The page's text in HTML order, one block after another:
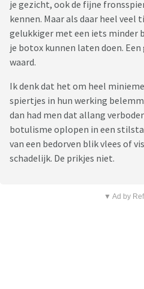
je gezicht, ook de fijne
kennen. Maar als daar heel veel
gelukkiger met een iets minder
je botox kunnen laten doen.
waard.
Ik denk dat het om heel
spiertjes in hun werking
dan had men dat allang
botulisme oplopen in een
van een bedorven blik vlees of
schadelijk. De prikjes niet.
▼ Ad by